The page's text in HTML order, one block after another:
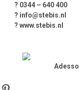
? 0344 – 640 400
? info@stebis.nl
? www.stebis.nl